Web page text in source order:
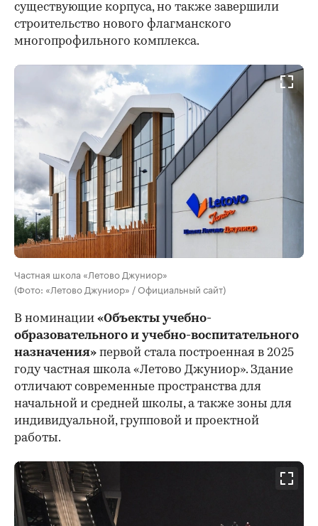
существующие корпуса, но также завершили
строительство нового флагманского
многопрофильного комплекса.
Частная школа «Летово Джуниор»
(Фото: «Летово Джуниор» / Официальный сайт)
В номинации «Объекты учебно-
образовательного и учебно-воспитательного
назначения» первой стала построенная в 2025
году частная школа «Летово Джуниор». Здание
отличают современные пространства для
начальной и средней школы, а также зоны для
индивидуальной, групповой и проектной
работы.